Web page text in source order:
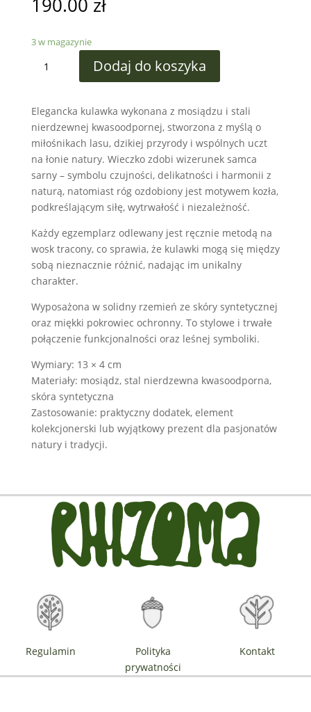
190.00 zł
3 w magazynie
Kulawka
-
Kozioł
Dodaj do koszyka
Elegancka kulawka wykonana z mosiądzu i stali
nierdzewnej kwasoodpornej, stworzona z myślą o
miłośnikach lasu, dzikiej przyrody i wspólnych uczt
na łonie natury. Wieczko zdobi wizerunek samca
sarny – symbolu czujności, delikatności i harmonii z
naturą, natomiast róg ozdobiony jest motywem kozła,
podkreślającym siłę, wytrwałość i niezależność.
Każdy egzemplarz odlewany jest ręcznie metodą na
wosk tracony, co sprawia, że kulawki mogą się między
sobą nieznacznie różnić, nadając im unikalny
charakter.
Wyposażona w solidny rzemień ze skóry syntetycznej
oraz miękki pokrowiec ochronny. To stylowe i trwałe
połączenie funkcjonalności oraz leśnej symboliki.
Wymiary: 13 × 4 cm
Materiały: mosiądz, stal nierdzewna kwasoodporna,
skóra syntetyczna
Zastosowanie: praktyczny dodatek, element
kolekcjonerski lub wyjątkowy prezent dla pasjonatów
natury i tradycji.
Regulamin
Polityka
prywatności
Kontakt